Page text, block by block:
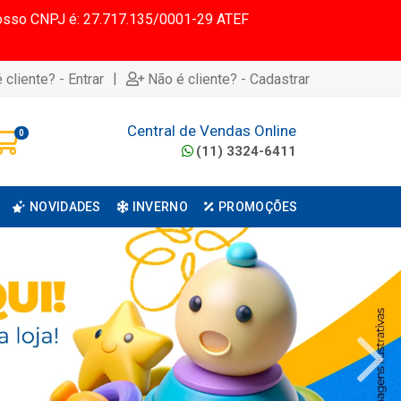
CNPJ é: 27.717.135/0001-29 ATEF
cliente? - Entrar | Não é cliente? - Cadastrar
0 Central de Vendas Online
(11) 3324-6411
NOVIDADES INVERNO PROMOÇÕES